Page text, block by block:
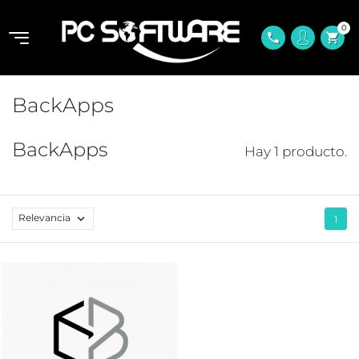
phone shopping_cart
0
BackApps
BackApps Hay 1 producto.
Relevancia  1